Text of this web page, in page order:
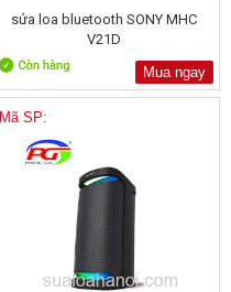
sửa loa bluetooth SONY MHC
V21D
Mua ngay
Mã SP: